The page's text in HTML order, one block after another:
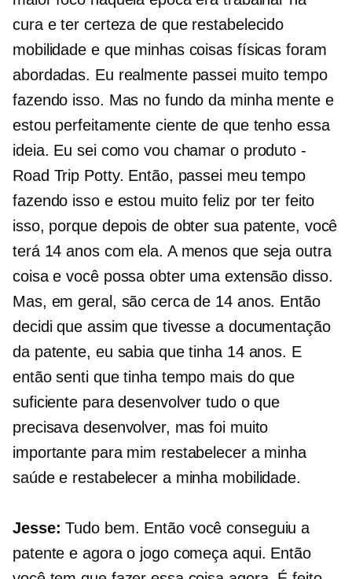
cura e ter certeza de que restabelecido
mobilidade e que minhas coisas físicas foram
abordadas. Eu realmente passei muito tempo
fazendo isso. Mas no fundo da minha mente e
estou perfeitamente ciente de que tenho essa
ideia. Eu sei como vou chamar o produto -
Road Trip Potty. Então, passei meu tempo
fazendo isso e estou muito feliz por ter feito
isso, porque depois de obter sua patente, você
terá 14 anos com ela. A menos que seja outra
coisa e você possa obter uma extensão disso.
Mas, em geral, são cerca de 14 anos. Então
decidi que assim que tivesse a documentação
da patente, eu sabia que tinha 14 anos. E
então senti que tinha tempo mais do que
suficiente para desenvolver tudo o que
precisava desenvolver, mas foi muito
importante para mim restabelecer a minha
saúde e restabelecer a minha mobilidade.
Jesse: Tudo bem. Então você conseguiu a
patente e agora o jogo começa aqui. Então